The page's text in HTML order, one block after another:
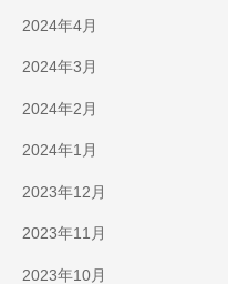
2024年4月
2024年3月
2024年2月
2024年1月
2023年12月
2023年11月
2023年10月